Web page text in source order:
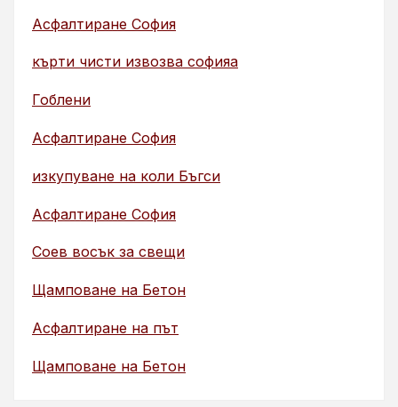
Асфалтиране София
кърти чисти извозва софияа
Гоблени
Асфалтиране София
изкупуване на коли Бъгси
Асфалтиране София
Соев восък за свещи
Щамповане на Бетон
Асфалтиране на път
Щамповане на Бетон